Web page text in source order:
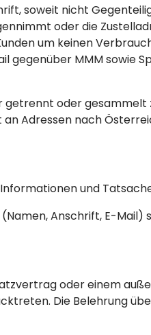
soweit nicht
oder die
um keinen
MMM sowie
oder gesammelt
Adressen nach
und
Anschrift, E-Mail)
oder einem
Die Belehrung